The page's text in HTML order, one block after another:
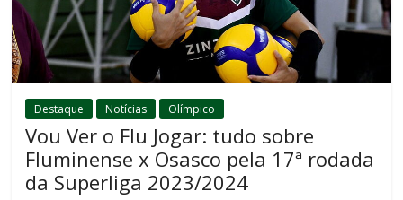
Destaque Notícias Olímpico
Vou Ver o Flu Jogar: tudo sobre
Fluminense x Osasco pela 17ª rodada
da Superliga 2023/2024